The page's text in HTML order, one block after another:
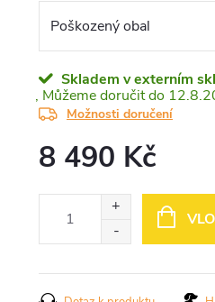
Skladem v externím
Možnosti doručení
8 490 Kč